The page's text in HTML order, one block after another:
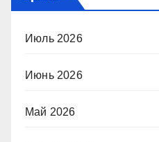
Июль 2026
Июнь 2026
Май 2026